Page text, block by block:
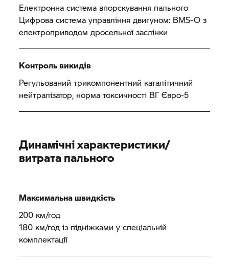
Електронна система впорскування пального
Цифрова система управління двигуном: BMS-O з
електроприводом дросельної заслінки
Контроль викидів
Регульований трикомпонентний каталітичний
нейтралізатор, норма токсичності ВГ Євро-5
Динамічні характеристики/
витрата пального
Максимальна швидкість
200 км/год
180 км/год із підніжками у спеціальній
комплектації